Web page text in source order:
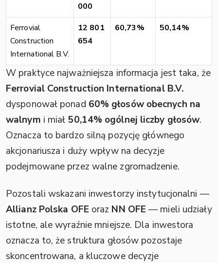
000
Ferrovial
Construction
International B.V.
12 801
654
60,73% 50,14%
W praktyce najważniejsza informacja jest taka, że
Ferrovial Construction International B.V.
dysponował ponad 60% głosów obecnych na
walnym i miał 50,14% ogólnej liczby głosów.
Oznacza to bardzo silną pozycję głównego
akcjonariusza i duży wpływ na decyzje
podejmowane przez walne zgromadzenie.
Pozostali wskazani inwestorzy instytucjonalni —
Allianz Polska OFE oraz NN OFE — mieli udziały
istotne, ale wyraźnie mniejsze. Dla inwestora
oznacza to, że struktura głosów pozostaje
skoncentrowana, a kluczowe decyzje